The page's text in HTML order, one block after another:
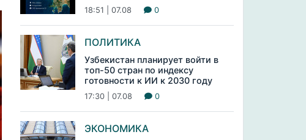
18:51 | 07.08 0
ПОЛИТИКА
Узбекистан планирует войти в
топ-50 стран по индексу
готовности к ИИ к 2030 году
17:30 | 07.08 0
ЭКОНОМИКА